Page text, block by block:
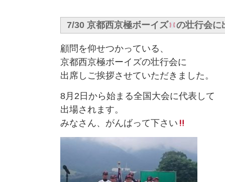
7/30 京都西京極ボーイズ の壮行会に
顧問を仰せつかっている、
京都西京極ボーイズの壮行会に
出席しご挨拶させていただきました。
8月2日から始まる全国大会に代表して
出場されます。
みなさん、がんばって下さい